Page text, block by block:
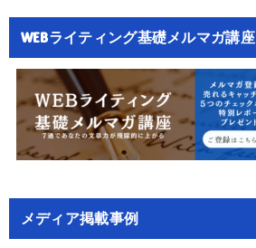
WEBライティング基礎メルマガ講座
メディア掲載事例